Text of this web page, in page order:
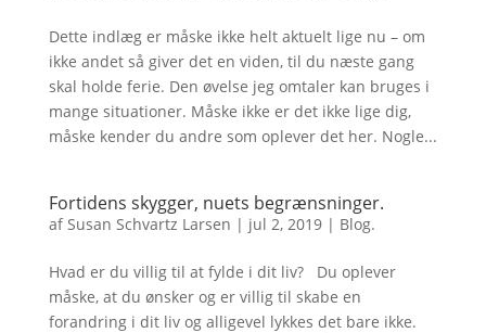
Dette indlæg er måske ikke helt aktuelt lige nu – om
ikke andet så giver det en viden, til du næste gang
skal holde ferie. Den øvelse jeg omtaler kan bruges i
mange situationer. Måske ikke er det ikke lige dig,
måske kender du andre som oplever det her. Nogle...
Fortidens skygger, nuets begrænsninger.
af Susan Schvartz Larsen | jul 2, 2019| Blog.
Hvad er du villig til at fylde i dit liv? Du oplever
måske, at du ønsker og er villig til skabe en
forandring i dit liv og alligevel lykkes det bare ikke.